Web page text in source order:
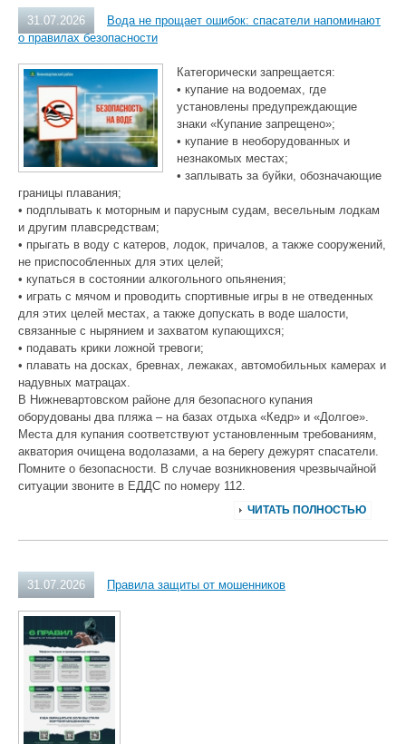
31.07.2026
Вода не прощает ошибок: спасатели напоминают
о правилах безопасности
Категорически запрещается:
• купание на водоемах, где
установлены предупреждающие
знаки «Купание запрещено»;
• купание в необорудованных и
незнакомых местах;
• заплывать за буйки, обозначающие
границы плавания;
• подплывать к моторным и парусным судам, весельным лодкам
и другим плавсредствам;
• прыгать в воду с катеров, лодок, причалов, а также сооружений,
не приспособленных для этих целей;
• купаться в состоянии алкогольного опьянения;
• играть с мячом и проводить спортивные игры в не отведенных
для этих целей местах, а также допускать в воде шалости,
связанные с нырянием и захватом купающихся;
• подавать крики ложной тревоги;
• плавать на досках, бревнах, лежаках, автомобильных камерах и
надувных матрацах.
В Нижневартовском районе для безопасного купания
оборудованы два пляжа – на базах отдыха «Кедр» и «Долгое».
Места для купания соответствуют установленным требованиям,
акватория очищена водолазами, а на берегу дежурят спасатели.
Помните о безопасности. В случае возникновения чрезвычайной
ситуации звоните в ЕДДС по номеру 112.
ЧИТАТЬ ПОЛНОСТЬЮ
31.07.2026 Правила защиты от мошенников